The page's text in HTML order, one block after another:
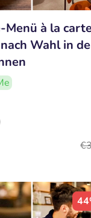
à la
Wahl in